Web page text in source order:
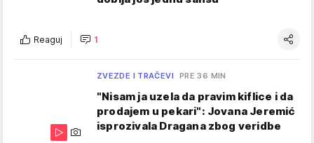
Reaguj 1
ZVEZDE I TRAČEVI PRE 36 MIN
"Nisam ja uzela da pravim kiflice i da
prodajem u pekari": Jovana Jeremić
isprozivala Dragana zbog veridbe